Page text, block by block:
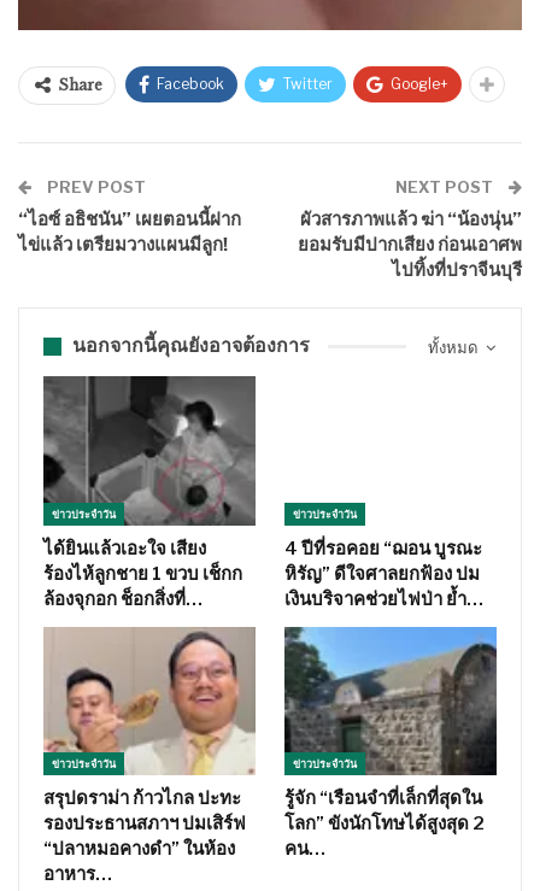
Share Facebook Twitter Google+
PREV POST
“ไอซ์ อธิชนัน” เผยตอนนี้ฝาก
ไข่แล้ว เตรียมวางแผนมีลูก!
NEXT POST
ผัวสารภาพแล้ว ฆ่า “น้องนุ่น”
ยอมรับมีปากเสียง ก่อนเอาศพ
ไปทิ้งที่ปราจีนบุรี
ทั้งหมด
นอกจากนี้คุณยังอาจต้องการ
ข่าวประจำวัน
ได้ยินแล้วเอะใจ เสียง
ร้องไห้ลูกชาย 1 ขวบ เช็กก
ล้องจุกอก ช็อกสิ่งที่…
ข่าวประจำวัน
4 ปีที่รอคอย “ฌอน บูรณะ
หิรัญ” ดีใจศาลยกฟ้อง ปม
เงินบริจาคช่วยไฟป่า ย้ำ…
ข่าวประจำวัน
สรุปดราม่า ก้าวไกล ปะทะ
รองประธานสภาฯ ปมเสิร์ฟ
“ปลาหมอคางดำ” ในห้อง
อาหาร…
ข่าวประจำวัน
รู้จัก “เรือนจำที่เล็กที่สุดใน
โลก” ขังนักโทษได้สูงสุด 2
คน…